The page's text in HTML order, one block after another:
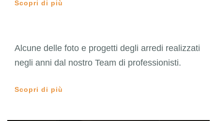
Scopri di più
Alcune delle foto e progetti degli arredi realizzati
negli anni dal nostro Team di professionisti.
Scopri di più